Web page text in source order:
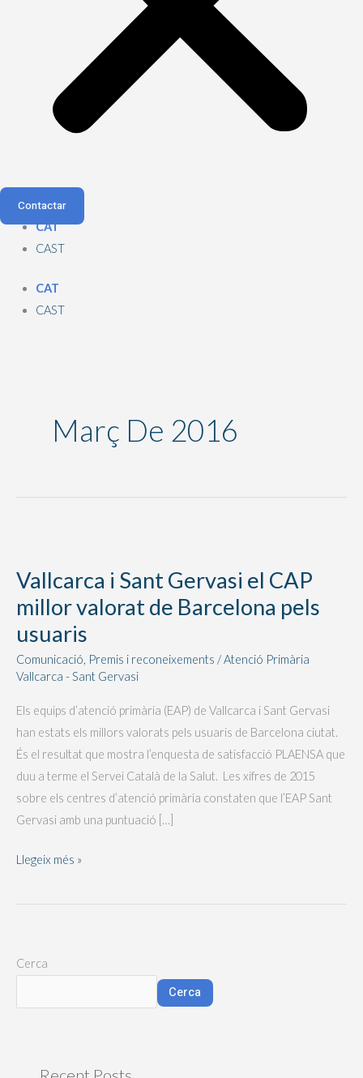
Contactar
CAT
CAST
CAT
CAST
Març De 2016
Vallcarca i Sant Gervasi el CAP
millor valorat de Barcelona pels
usuaris
Comunicació, Premis i reconeixements /Atenció Primària
Vallcarca - Sant Gervasi
Els equips d’atenció primària (EAP) de Vallcarca i Sant Gervasi
han estats els millors valorats pels usuaris de Barcelona ciutat.
És el resultat que mostra l’enquesta de satisfacció PLAENSA que
duu a terme el Servei Català de la Salut. Les xifres de 2015
sobre els centres d’atenció primària constaten que l’EAP Sant
Gervasi amb una puntuació […]
Sant
Gervasi
CAP
millor
de
Barcelona
pels
usuaris
Llegeix més »
Cerca
Cerca